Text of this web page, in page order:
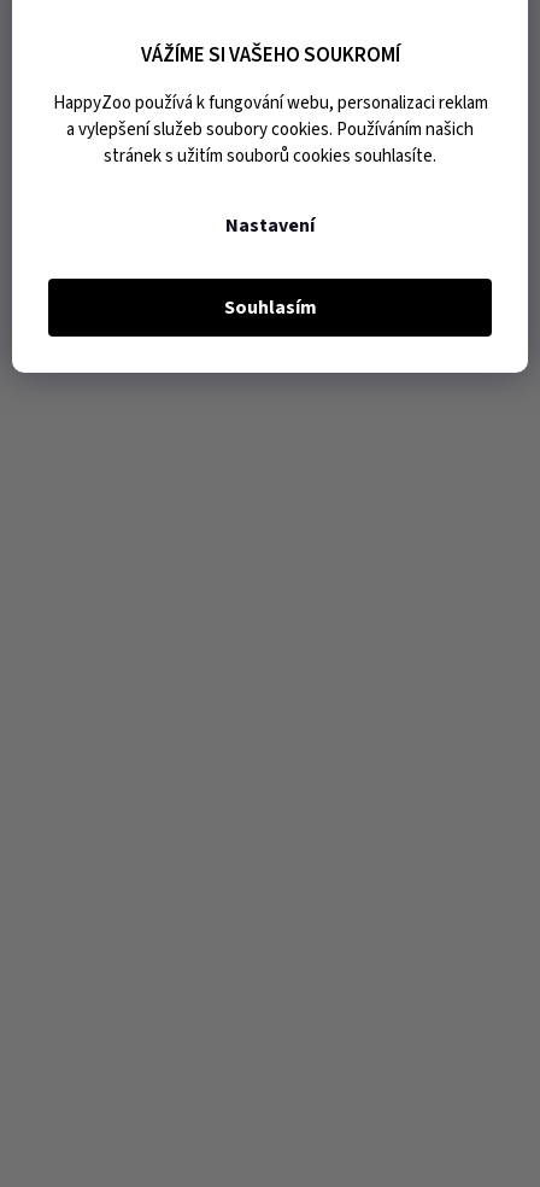
VÁŽÍME SI VAŠEHO SOUKROMÍ
HappyZoo používá k fungování webu, personalizaci reklam
a vylepšení služeb soubory cookies. Používáním našich
stránek s užitím souborů cookies souhlasíte.
Nastavení
Souhlasím